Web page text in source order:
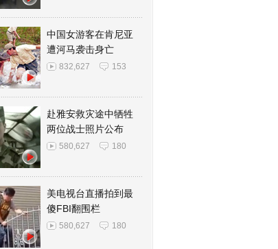
中国女游客在肯尼亚
遭河马袭击身亡
832,627 153
赴雅安救灾途中牺牲
两位战士照片公布
580,627 180
美电视台直播拍到最
傻FBI翻围栏
580,627 180